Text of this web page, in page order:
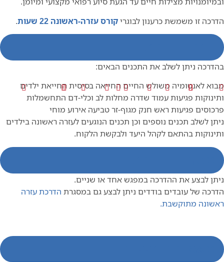
הדרכה זו משמשת כרענון לבוגריקורס עזרה-ראשונה 22 שעות .
בהדרכה ניתן לשלב את התכנים הבאים:
מבוא לאנטומיה משולש החיים החייאה בסיסית החייאת ילדים
ותינוקות פגיעות עמוד שדרה מחלות לב וכלי-דם התחשמלות
פרכוסים פגיעות ראש חנק מגוף-זרטביעה אירוע מוחי
ניתן לשלב תכנים נוספים וכן תכנים הנוגעים לעזרה ראשונה בילדים
ותינוקות בהתאם לקהל היעד ולבקשת הלקוח.
ניתן לבצע את ההדרכה במפגש אחד או שניים.
הדרכה של עובדים בודדים ניתן לבצע גם במסגרת הדרכת עזרה
ראשונה מתוקשבת.